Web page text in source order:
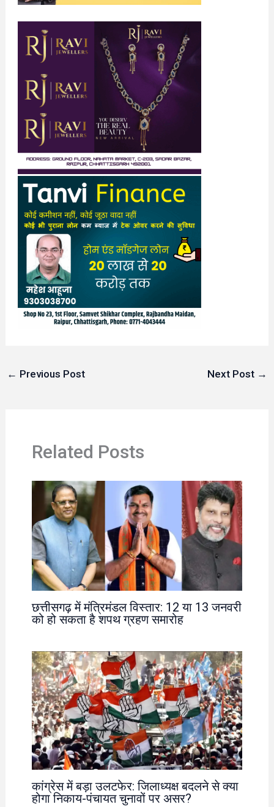
← Previous Post Next Post →
Related Posts
छत्तीसगढ़ में मंत्रिमंडल विस्तार: 12 या 13 जनवरी
को हो सकता है शपथ ग्रहण समारोह
कांग्रेस में बड़ा उलटफेर: जिलाध्यक्ष बदलने से क्या
होगा निकाय-पंचायत चुनावों पर असर?